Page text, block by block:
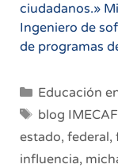
ciudadanos.»
Ingeniero de
de programas
Categorías
Educación
Etiquetas
blog IMECAF
estado, federal,
influencia,